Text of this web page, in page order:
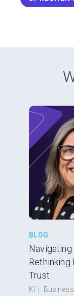
BLOG
Navigating
Rethinking
Trust
KI